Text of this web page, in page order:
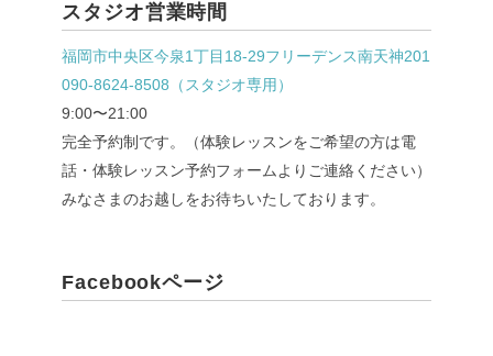
スタジオ営業時間
福岡市中央区今泉1丁目18-29フリーデンス南天神201
090-8624-8508（スタジオ専用）
9:00〜21:00
完全予約制です。（体験レッスンをご希望の方は電
話・体験レッスン予約フォームよりご連絡ください）
みなさまのお越しをお待ちいたしております。
Facebookページ